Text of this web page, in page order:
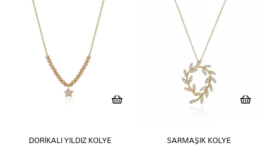
DORIKALI YILDIZ KOLYE SARMAŞIK KOLYE